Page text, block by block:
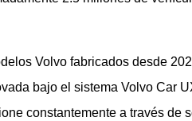
Volvo fabricados desde
bajo el sistema Volvo Car
constantemente a través de